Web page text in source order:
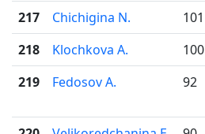
217
Chichigina N. 101
218
Klochkova A. 100
219
Fedosov A. 92